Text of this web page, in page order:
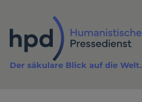
Inhalt
Der säkulare Blick auf die Welt.